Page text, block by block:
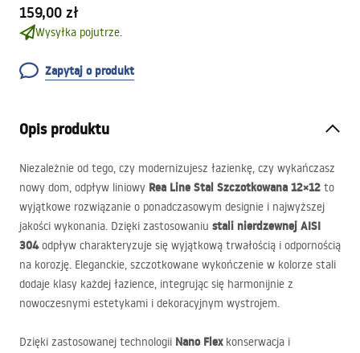
159,00 zł
Wysyłka pojutrze.
Zapytaj o produkt
Opis produktu
Niezależnie od tego, czy modernizujesz łazienkę, czy wykańczasz
nowy dom, odpływ liniowy Rea Line Stal Szczotkowana 12×12 to
wyjątkowe rozwiązanie o ponadczasowym designie i najwyższej
jakości wykonania. Dzięki zastosowaniu stali nierdzewnej AISI
304odpływ charakteryzuje się wyjątkową trwałością i odpornością
na korozję. Eleganckie, szczotkowane wykończenie w kolorze stali
dodaje klasy każdej łazience, integrując się harmonijnie z
nowoczesnymi estetykami i dekoracyjnym wystrojem.
Dzięki zastosowanej technologii Nano Flexkonserwacja i